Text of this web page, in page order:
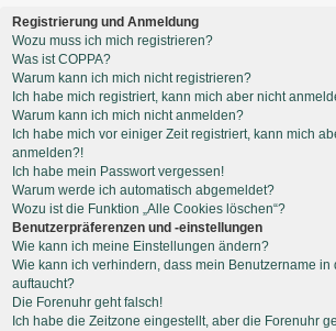
Registrierung und Anmeldung
Wozu muss ich mich registrieren?
Was ist COPPA?
Warum kann ich mich nicht registrieren?
Ich habe mich registriert, kann mich aber nicht
Warum kann ich mich nicht anmelden?
Ich habe mich vor einiger Zeit registriert, kann mich
anmelden?!
Ich habe mein Passwort vergessen!
Warum werde ich automatisch abgemeldet?
Wozu ist die Funktion „Alle Cookies löschen“?
Benutzerpräferenzen und -einstellungen
Wie kann ich meine Einstellungen ändern?
Wie kann ich verhindern, dass mein Benutzername in
auftaucht?
Die Forenuhr geht falsch!
Ich habe die Zeitzone eingestellt, aber die Forenuhr